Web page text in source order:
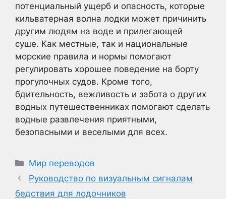
потенциальный ущерб и опасность, которые
кильватерная волна лодки может причинить
другим людям на воде и прилегающей
суше. Как местные, так и национальные
морские правила и нормы помогают
регулировать хорошее поведение на борту
прогулочных судов. Кроме того,
бдительность, вежливость и забота о других
водных путешественниках помогают сделать
водные развлечения приятными,
безопасными и веселыми для всех.
Рубрики
Мир переводов
Руководство по визуальным сигналам
бедствия для лодочников